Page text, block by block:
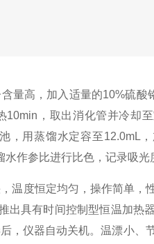
量高，加入适量的10%硫酸
，取出消化管并冷却
，用蒸馏水定容至12.0mL
作参比进行比色，记录吸光
温度恒定均匀，操作简单，
具有时间控制型恒温加热
，仪器自动关机。温漂小、